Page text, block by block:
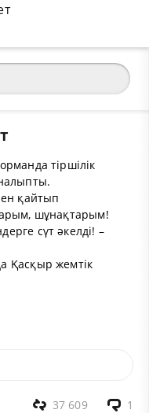
тіршілік
қайтып
шұнақтарым!
сүт әкелді! –
Қасқыр жемтік
1
37 609